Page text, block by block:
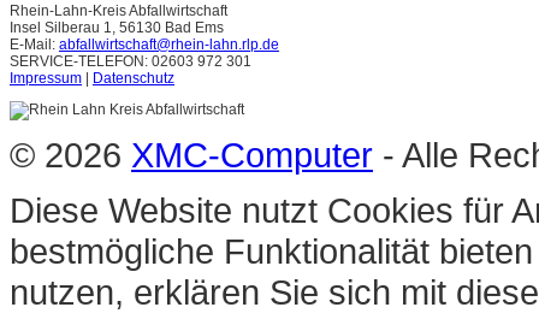
Rhein-Lahn-Kreis Abfallwirtschaft
Insel Silberau 1, 56130 Bad Ems
E-Mail: abfallwirtschaft@rhein-lahn.rlp.de
SERVICE-TELEFON: 02603 972 301
Impressum | Datenschutz
© 2026 XMC-Computer - Alle
Diese Website nutzt Cookies für
bestmögliche Funktionalität
nutzen, erklären Sie sich mit